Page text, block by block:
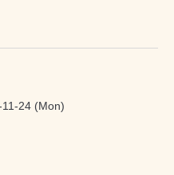
24 (Mon)